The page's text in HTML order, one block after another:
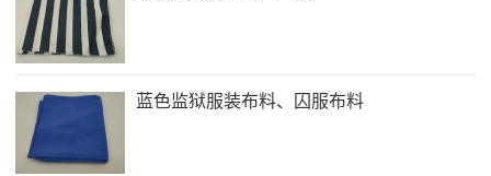
蓝色监狱服装布料、囚服布料